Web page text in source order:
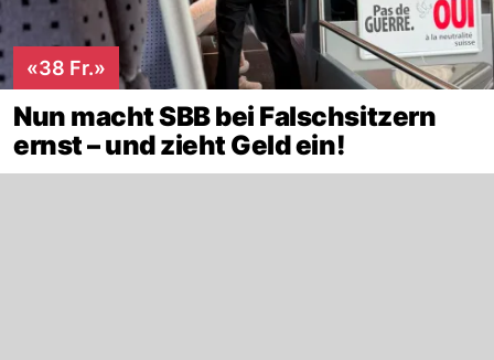
«38 Fr.»
Nun macht SBB bei Falschsitzern
ernst – und zieht Geld ein!